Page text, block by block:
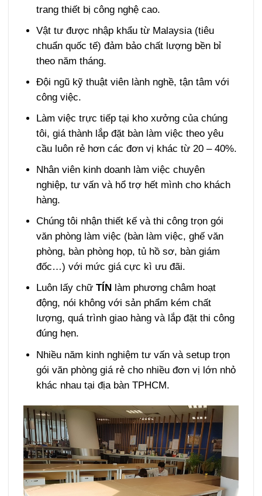
trang thiết bị công nghệ cao.
Vật tư được nhập khẩu từ Malaysia (tiêu
chuẩn quốc tế) đảm bảo chất lượng bền bỉ
theo năm tháng.
Đội ngũ kỹ thuật viên lành nghề, tận tâm với
công việc.
Làm việc trực tiếp tại kho xưởng của chúng
tôi, giá thành lắp đặt bàn làm việc theo yêu
cầu luôn rẻ hơn các đơn vị khác từ 20 – 40%.
Nhân viên kinh doanh làm việc chuyên
nghiệp, tư vấn và hổ trợ hết mình cho khách
hàng.
Chúng tôi nhận thiết kế và thi công trọn gói
văn phòng làm việc (bàn làm việc, ghế văn
phòng, bàn phòng họp, tủ hồ sơ, bàn giám
đốc…) với mức giá cực kì ưu đãi.
Luôn lấy chữTÍN
làm phương châm hoạt
động, nói không với sản phẩm kém chất
lượng, quá trình giao hàng và lắp đặt thi công
đúng hẹn.
Nhiều năm kinh nghiệm tư vấn và setup trọn
gói văn phòng giá rẻ cho nhiều đơn vị lớn nhỏ
khác nhau tại địa bàn TPHCM.